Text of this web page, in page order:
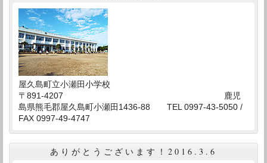
屋久島町立小瀬田小学校
〒891-4207 鹿児
島県熊毛郡屋久島町小瀬田1436-88 TEL 0997-43-5050 /
FAX 0997-49-4747
ありがとうございます！2016.3.6